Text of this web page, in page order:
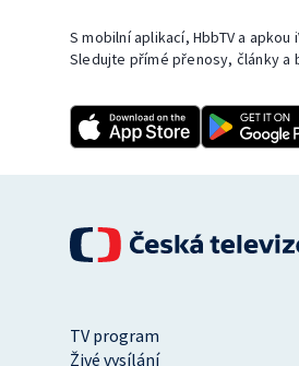
S mobilní aplikací, HbbTV a
Sledujte přímé přenosy, články a
TV program
Živé vysílání